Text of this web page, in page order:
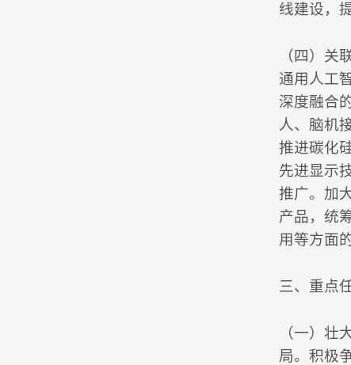
线建设，
（四）关
通用人工
深度融合
人、脑机
推进碳化
先进显示
推广。加
产品，统
用等方面
三、重点
（一）壮
局。积极